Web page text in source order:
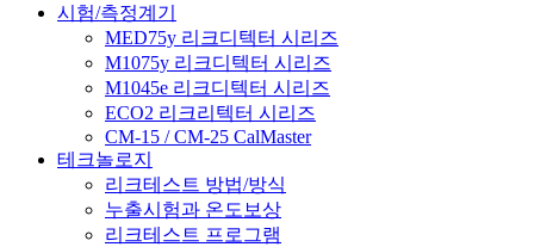
시험/측정계기
MED75y 리크디텍터 시리즈
M1075y 리크디텍터 시리즈
M1045e 리크디텍터 시리즈
ECO2 리크리텍터 시리즈
CM-15 / CM-25 CalMaster
테크놀로지
리크테스트 방법/방식
누출시험과 온도보상
리크테스트 프로그램